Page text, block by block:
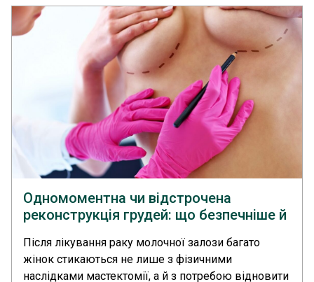
експандера, власних тканин або комбінованим
способом.... >>
Одномоментна чи відстрочена
реконструкція грудей: що безпечніше й
Після лікування раку молочної залози багато
жінок стикаються не лише з фізичними
наслідками мастектомії, а й з потребою відновити